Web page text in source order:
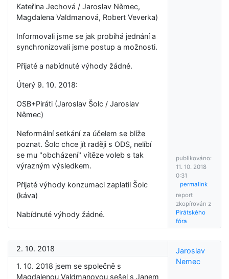
Kateřina Jechová / Jaroslav Němec,
Magdalena Valdmanová, Robert Veverka)
Informovali jsme se jak probíhá jednání a
synchronizovali jsme postup a možnosti.
Přijaté a nabídnuté výhody žádné.
Úterý 9. 10. 2018:
OSB+Piráti (Jaroslav Šolc / Jaroslav
Němec)
Neformální setkání za účelem se blíže
poznat. Šolc chce jít raději s ODS, nelíbí
se mu "obcházení" vítěze voleb s tak
výrazným výsledkem.
Přijaté výhody konzumaci zaplatil Šolc
(káva)
Nabídnuté výhody žádné.
publikováno:
11. 10. 2018
0:31
permalink
report
zkopírován z
Pirátského
fóra
2. 10. 2018
1. 10. 2018 jsem se společně s
Magdalenou Valdmanovou sešel s Janem
Jaroslav
Nemec